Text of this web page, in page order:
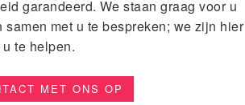
garandeerd. We staan graag voor u
met u te bespreken; we zijn hier
u te helpen.
MET ONS OP